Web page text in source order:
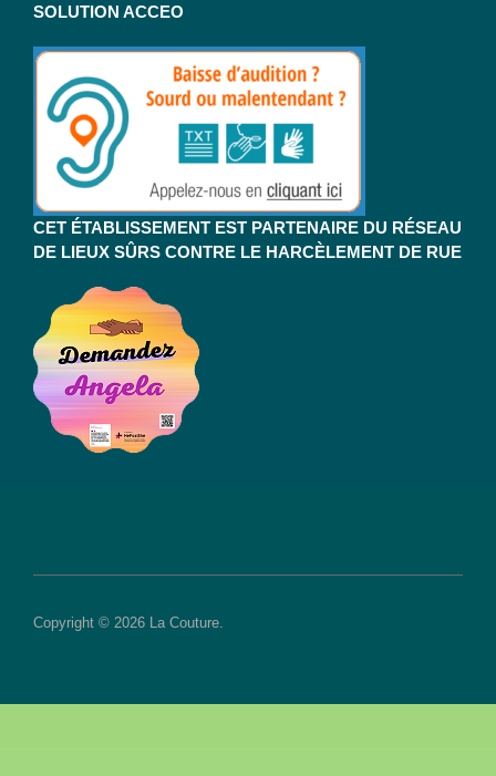
SOLUTION ACCEO
CET ÉTABLISSEMENT EST PARTENAIRE DU RÉSEAU
DE LIEUX SÛRS CONTRE LE HARCÈLEMENT DE RUE
Copyright © 2026 La Couture.